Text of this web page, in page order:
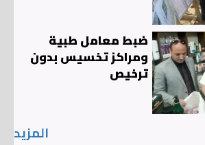
ضبط معامل طبية
ومراكز تخسيس بدون
ترخيص
المزيد